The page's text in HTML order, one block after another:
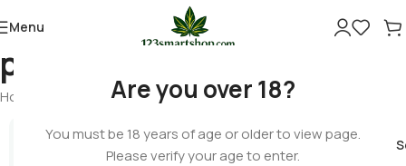
Are you over 18?
You must be 18 years of age or older to view page.
Please verify your age to enter.
Menu
psilocybin
Home Products tagged “psilocybin”
Best Deals
Cannabis